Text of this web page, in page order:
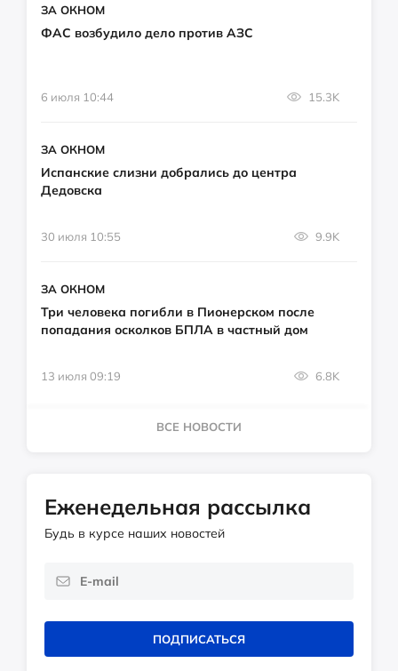
ЗА ОКНОМ
ФАС возбудило дело против АЗС
6 июля 10:44 15.3K
ЗА ОКНОМ
Испанские слизни добрались до центра
Дедовска
30 июля 10:55 9.9K
ЗА ОКНОМ
Три человека погибли в Пионерском после
попадания осколков БПЛА в частный дом
13 июля 09:19 6.8K
ВСЕ НОВОСТИ
Еженедельная рассылка
Будь в курсе наших новостей
ПОДПИСАТЬСЯ